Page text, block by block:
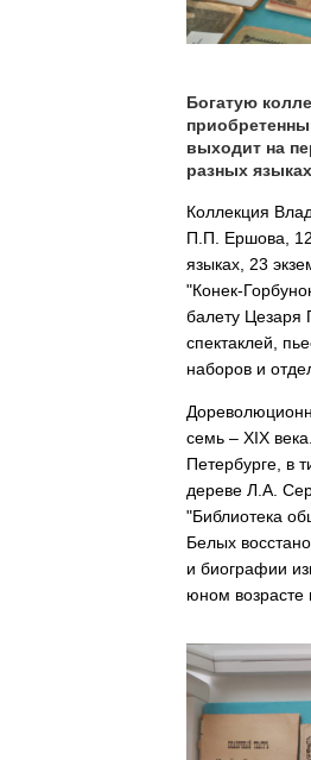
Богатую
выходит на
разных
Коллекция
П.П. Ершова, 12
языках, 23
"Конек-
балету Цезаря
спектаклей,
наборов и
семь – XIX
Петербурге, в
дереве Л.А.
"Библиотека
Белых
и биографии
юном возрасте